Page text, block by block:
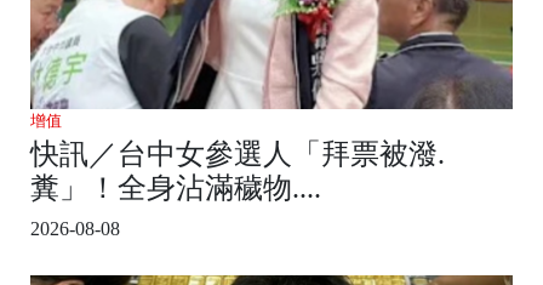
增值
快訊／台中女參選人「拜票被潑.
糞」！全身沾滿穢物....
2026-08-08